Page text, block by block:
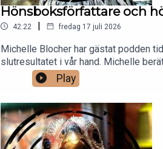
Hönsboksförfattare och
42:22 | fredag 17 juli 2026
Michelle Blocher har gästat podden
slutresultatet i vår hand. Michelle
arbetet med boken. Vi får även lite
Play